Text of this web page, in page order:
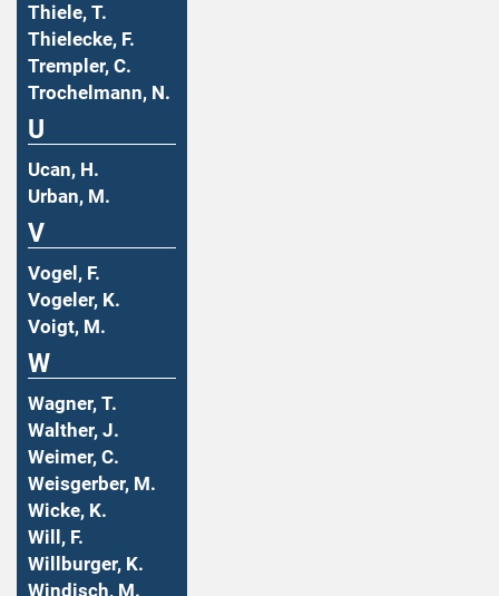
Thiele, T.
Thielecke, F.
Trempler, C.
Trochelmann, N.
U
Ucan, H.
Urban, M.
V
Vogel, F.
Vogeler, K.
Voigt, M.
W
Wagner, T.
Walther, J.
Weimer, C.
Weisgerber, M.
Wicke, K.
Will, F.
Willburger, K.
Windisch, M.